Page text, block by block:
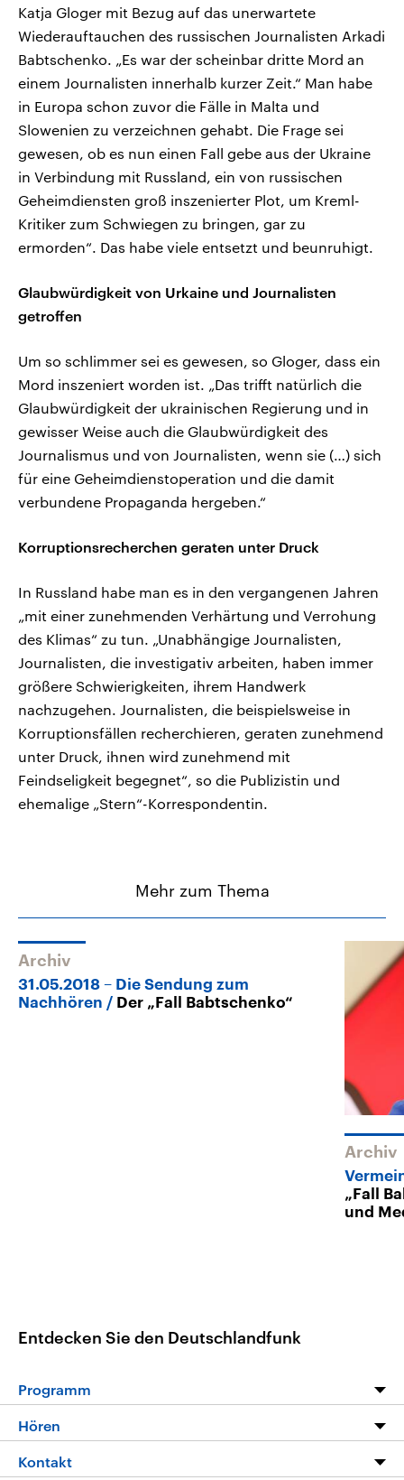
Katja Gloger mit Bezug auf das unerwartete
Wiederauftauchen des russischen Journalisten Arkadi
Babtschenko. „Es war der scheinbar dritte Mord an
einem Journalisten innerhalb kurzer Zeit.“ Man habe
in Europa schon zuvor die Fälle in Malta und
Slowenien zu verzeichnen gehabt. Die Frage sei
gewesen, ob es nun einen Fall gebe aus der Ukraine
in Verbindung mit Russland, ein von russischen
Geheimdiensten groß inszenierter Plot, um Kreml-
Kritiker zum Schwiegen zu bringen, gar zu
ermorden“. Das habe viele entsetzt und beunruhigt.
Glaubwürdigkeit von Urkaine und Journalisten
getroffen
Um so schlimmer sei es gewesen, so Gloger, dass ein
Mord inszeniert worden ist. „Das trifft natürlich die
Glaubwürdigkeit der ukrainischen Regierung und in
gewisser Weise auch die Glaubwürdigkeit des
Journalismus und von Journalisten, wenn sie (…) sich
für eine Geheimdienstoperation und die damit
verbundene Propaganda hergeben.“
Korruptionsrecherchen geraten unter Druck
In Russland habe man es in den vergangenen Jahren
„mit einer zunehmenden Verhärtung und Verrohung
des Klimas“ zu tun. „Unabhängige Journalisten,
Journalisten, die investigativ arbeiten, haben immer
größere Schwierigkeiten, ihrem Handwerk
nachzugehen. Journalisten, die beispielsweise in
Korruptionsfällen recherchieren, geraten zunehmend
unter Druck, ihnen wird zunehmend mit
Feindseligkeit begegnet“, so die Publizistin und
ehemalige „Stern“-Korrespondentin.
Mehr zum Thema
Archiv
31.05.2018 – Die Sendung zum
Nachhören
Der „Fall Babtschenko“
Archiv
„Fall
und
Entdecken Sie den Deutschlandfunk
Programm
Programm
Hören
Livestream
Kontakt